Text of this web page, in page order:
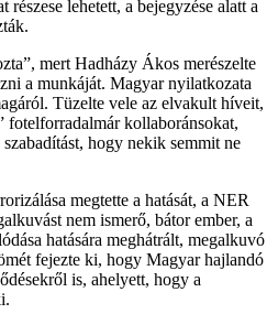
részese lehetett, a bejegyzése alatt a
mert Hadházy Ákos merészelte
a munkáját. Magyar nyilatkozata
Tüzelte vele az elvakult híveit,
fotelforradalmár kollaboránsokat,
hogy nekik semmit ne
megtette a hatását, a NER
nem ismerő, bátor ember, a
hatására meghátrált, megalkuvó
fejezte ki, hogy Magyar hajlandó
is, ahelyett, hogy a